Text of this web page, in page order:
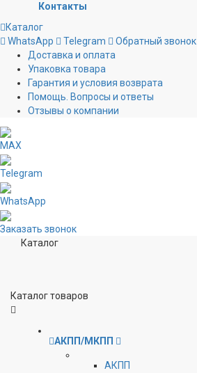
Контакты
Каталог
WhatsApp
Telegram
Обратный звонок
Доставка и оплата
Упаковка товара
Гарантия и условия возврата
Помощь. Вопросы и ответы
Отзывы о компании
MAX
Telegram
WhatsApp
Заказать звонок
Каталог
Каталог товаров
АКПП/МКПП
АКПП